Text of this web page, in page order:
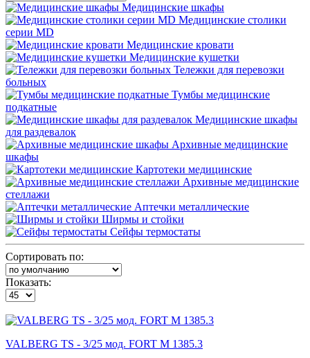
Медицинские шкафы
Медицинские столики
серии MD
Медицинские кровати
Медицинские кушетки
Тележки для перевозки
больных
Тумбы медицинские
подкатные
Медицинские шкафы
для раздевалок
Архивные медицинские
шкафы
Картотеки медицинские
Архивные медицинские
стеллажи
Аптечки металлические
Ширмы и стойки
Сейфы термостаты
Сортировать по:
Показать:
VALBERG TS - 3/25 мод. FORT М 1385.3